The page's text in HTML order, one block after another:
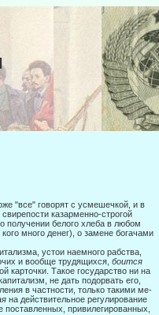
"все" говорят с усмешечкой, и в
казарменно-строгой
получении белого хлеба в любом
много денег), о замене богачами
устои наемного рабства,
и вообще трудящихся, боится
карточки. Такое го­сударство ни на
не дать подорвать его,
в частности, только такими ме­
на действительное регулирование
привилегированных,